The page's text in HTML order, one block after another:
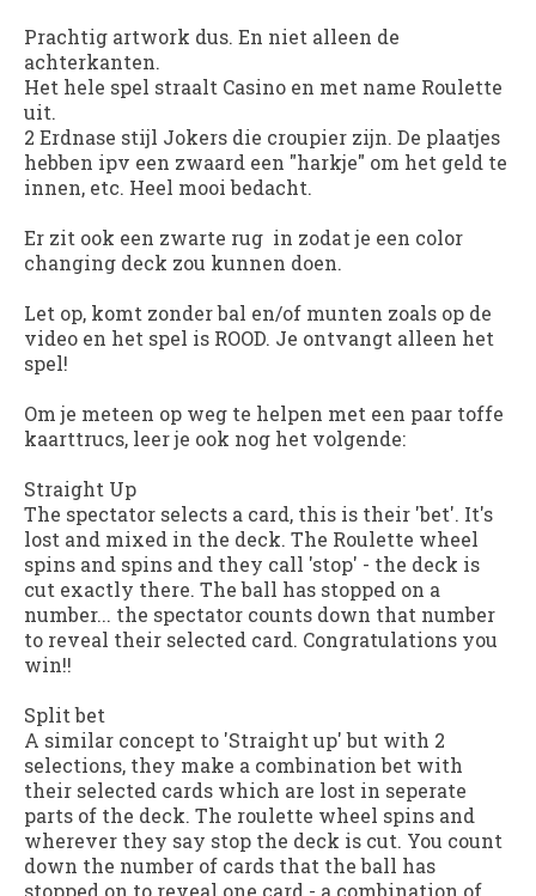
Prachtig artwork dus. En niet alleen de
achterkanten.
Het hele spel straalt Casino en met name Roulette
uit.
2 Erdnase stijl Jokers die croupier zijn. De plaatjes
hebben ipv een zwaard een "harkje" om het geld te
innen, etc. Heel mooi bedacht.
Er zit ook een zwarte rug in zodat je een color
changing deck zou kunnen doen.
Let op, komt zonder bal en/of munten zoals op de
video en het spel is ROOD. Je ontvangt alleen het
spel!
Om je meteen op weg te helpen met een paar toffe
kaarttrucs, leer je ook nog het volgende:
Straight Up
The spectator selects a card, this is their 'bet'. It's
lost and mixed in the deck. The Roulette wheel
spins and spins and they call 'stop' - the deck is
cut exactly there. The ball has stopped on a
number... the spectator counts down that number
to reveal their selected card. Congratulations you
win!!
Split bet
A similar concept to 'Straight up' but with 2
selections, they make a combination bet with
their selected cards which are lost in seperate
parts of the deck. The roulette wheel spins and
wherever they say stop the deck is cut. You count
down the number of cards that the ball has
stopped on to reveal one card - a combination of